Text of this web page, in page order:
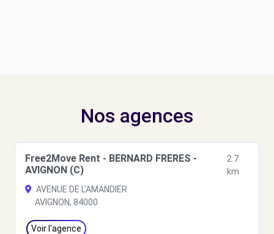
Nos agences
Free2Move Rent - BERNARD FRERES -
AVIGNON (C)
2.7
km
AVENUE DE L'AMANDIER
AVIGNON, 84000
Voir l'agence